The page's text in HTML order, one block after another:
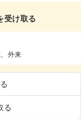
受け取る
外来
る